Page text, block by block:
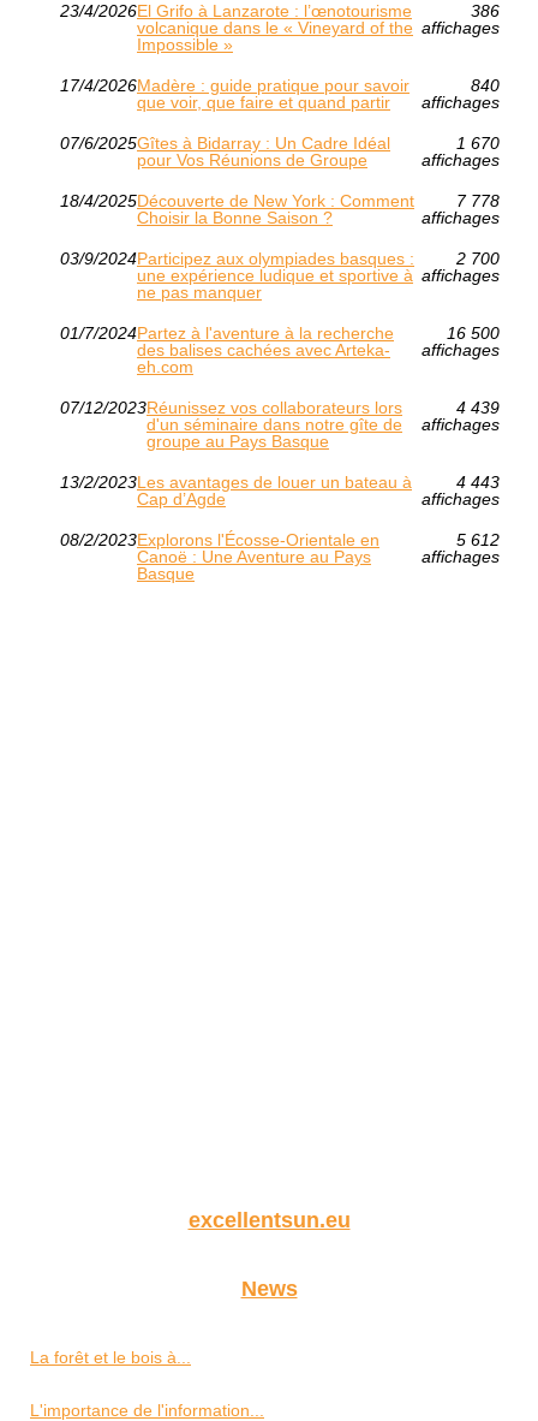
23/4/2026El Grifo à Lanzarote : l’œnotourisme
volcanique dans le « Vineyard of the
Impossible »
386
affichages
17/4/2026Madère : guide pratique pour savoir
que voir, que faire et quand partir
840
affichages
07/6/2025Gîtes à Bidarray : Un Cadre Idéal
pour Vos Réunions de Groupe
1 670
affichages
18/4/2025Découverte de New York : Comment
Choisir la Bonne Saison ?
7 778
affichages
03/9/2024Participez aux olympiades basques :
une expérience ludique et sportive à
ne pas manquer
2 700
affichages
01/7/2024Partez à l'aventure à la recherche
des balises cachées avec Arteka-
eh.com
16 500
affichages
07/12/2023Réunissez vos collaborateurs lors
d'un séminaire dans notre gîte de
groupe au Pays Basque
4 439
affichages
13/2/2023Les avantages de louer un bateau à
Cap d’Agde
4 443
affichages
08/2/2023Explorons l'Écosse-Orientale en
Canoë : Une Aventure au Pays
Basque
5 612
affichages
excellentsun.eu
News
La forêt et le bois à...
L'importance de l'information...